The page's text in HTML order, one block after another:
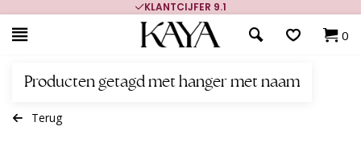
KLANTCIJFER 9.1
0
Producten getagd met hanger met naam
Terug